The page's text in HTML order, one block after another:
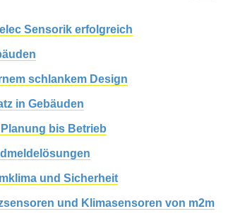
Sensorik erfolgreich
schlankem Design
in Gebäuden
bis Betrieb
und Sicherheit
und Klimasensoren von m2m